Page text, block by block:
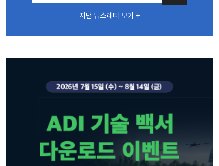
지난 뉴스레터 보기 +